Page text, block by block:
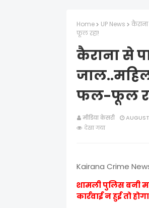
Home UP News
फूल रहा!
कैराना से
फल-फूल
मीडिया केसरी
देखा गया
Kairana Crime
शामली पुलिस बनी
कार्रवाई न हुई तो